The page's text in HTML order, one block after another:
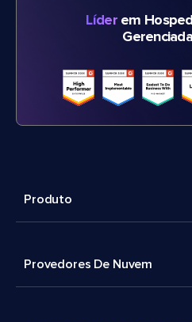
Líderem
Produto
Provedores De Nuvem